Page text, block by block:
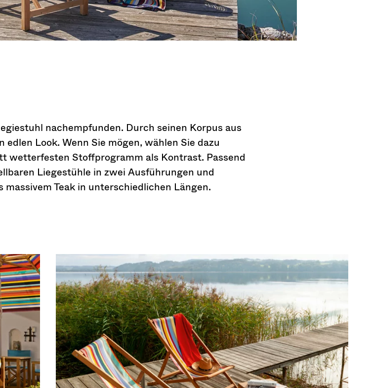
nachempfunden. Durch seinen Korpus aus
edlen Look. Wenn Sie mögen, wählen Sie dazu
wetterfesten Stoffprogramm als Kontrast. Passend
Liegestühle in zwei Ausführungen und
Teak in unterschiedlichen Längen.